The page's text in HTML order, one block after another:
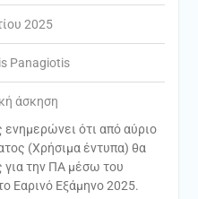
2025
Panagiotis
άσκηση
ότι από αύριο
(Χρήσιμα έντυπα) θα
για την ΠΑ μέσω του
Εαρινό Εξάμηνο 2025.